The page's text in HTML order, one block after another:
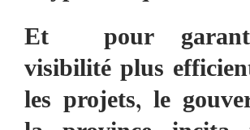
Et pour
visibilité plus
les projets, le